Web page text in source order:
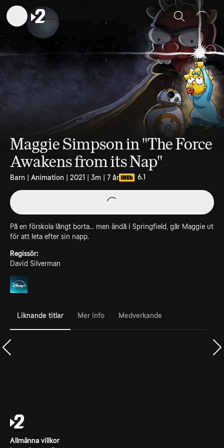
Sök
Maggie Simpson in "The Force
Awakens from its Nap"
Barn | Animation | 2021 | 3m | 7 år 6.1
På en förskola långt borta... men ändå i Springfield, går Maggie ut
för att leta efter sin napp.
Regissör:
David Silverman
Liknande titlar Mer info Medverkande
Allmänna villkor